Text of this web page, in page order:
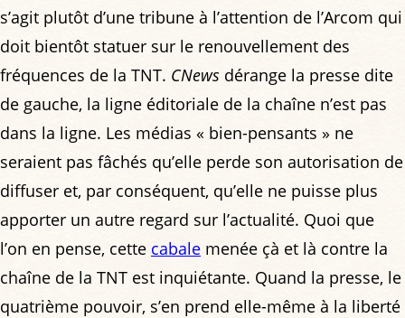
s’agit plutôt d’une tribune à l’attention de l’Arcom qui
doit bientôt statuer sur le renouvellement des
fréquences de la TNT. CNews dérange la presse dite
de gauche, la ligne éditoriale de la chaîne n’est pas
dans la ligne. Les médias « bien-pensants » ne
seraient pas fâchés qu’elle perde son autorisation de
diffuser et, par conséquent, qu’elle ne puisse plus
apporter un autre regard sur l’actualité. Quoi que
l’on en pense, cette cabale menée çà et là contre la
chaîne de la TNT est inquiétante. Quand la presse, le
quatrième pouvoir, s’en prend elle-même à la liberté